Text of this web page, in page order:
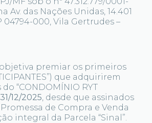
Av. das Nações Unidas, 14.401
04794-000, Vila Gertrudes –
objetiva premiar os primeiros
que adquirirem
“CONDOMÍNIO RYT
31/12/2025, desde que assinados
de Compra e Venda
integral da Parcela “Sinal”.